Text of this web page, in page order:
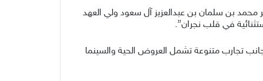
محمد بن سلمان بن عبدالعزيز آل سعود ولي العهد
في قلب نجران”.
جانب تجارب متنوعة تشمل العروض الحية والسينما